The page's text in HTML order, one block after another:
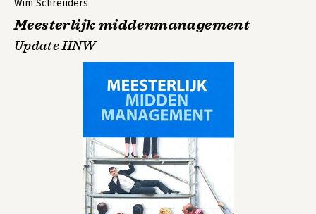
Wim Schreuders
Meesterlijk middenmanagement
Update HNW